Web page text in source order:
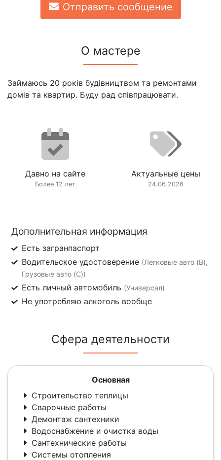
Отправить сообщение
О мастере
Займаюсь 20 років будівництвом та ремонтами
домів та квартир. Буду рад співпрацювати.
Давно на сайте
Более 12 лет
Актуальные цены
24.06.2026
Дополнительная информация
Есть загранпаспорт
Водительское удостоверение (Легковые авто (B),
Грузовые авто (C))
Есть личный автомобиль (Универсал)
Не употребляю алкоголь вообще
Сфера деятельности
Основная
Строительство теплицы
Сварочные работы
Демонтаж сантехники
Водоснабжение и очистка воды
Сантехнические работы
Системы отопления